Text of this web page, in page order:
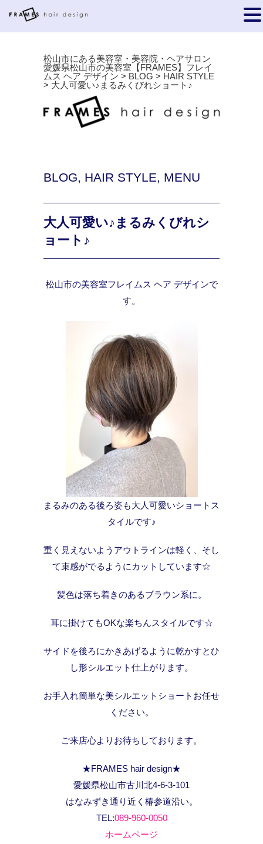
松山市にある美容室・美容院・ヘアサロン
愛媛県松山市の美容室【FRAMES】フレイ
ムス ヘア デザイン > BLOG > HAIR STYLE
> 大人可愛い♪まるみくびれショート♪
BLOG, HAIR STYLE, MENU
大人可愛い♪まるみくびれシ
ョート♪
松山市の美容室フレイムス ヘア デザインで
す。
まるみのある後ろ姿も大人可愛いショートス
タイルです♪
重く見えないようアウトラインは軽く、そし
て束感がでるようにカットしています☆
髪色は落ち着きのあるブラウン系に。
耳に掛けてもOKな楽ちんスタイルです☆
サイドを後ろにかきあげるように乾かすとひ
し形シルエット仕上がります。
お手入れ簡単な美シルエットショートお任せ
ください。
ご来店心よりお待ちしております。
★FRAMES hair design★
愛媛県松山市古川北4-6-3-101
はなみずき通り近く椿参道沿い。
TEL:089-960-0050
ホームページ